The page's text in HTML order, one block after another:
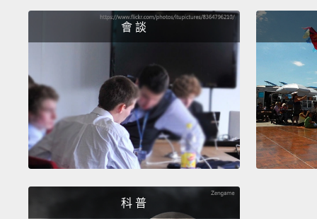
會 談
科 普